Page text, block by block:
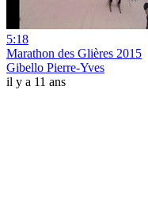
5:18
Marathon des Glières 2015
Gibello Pierre-Yves
il y a 11 ans